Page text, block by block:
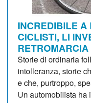
INCREDIBILE
CICLISTI, LI
Storie di ordinaria
intolleranza, storie
e che, purtroppo,
Un automobilista ha